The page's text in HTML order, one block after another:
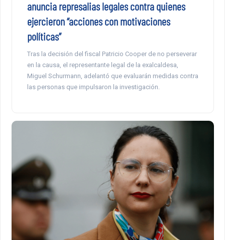
anuncia represalias legales contra quienes
ejercieron “acciones con motivaciones
políticas”
Tras la decisión del fiscal Patricio Cooper de no perseverar
en la causa, el representante legal de la exalcaldesa,
Miguel Schurmann, adelantó que evaluarán medidas contra
las personas que impulsaron la investigación.